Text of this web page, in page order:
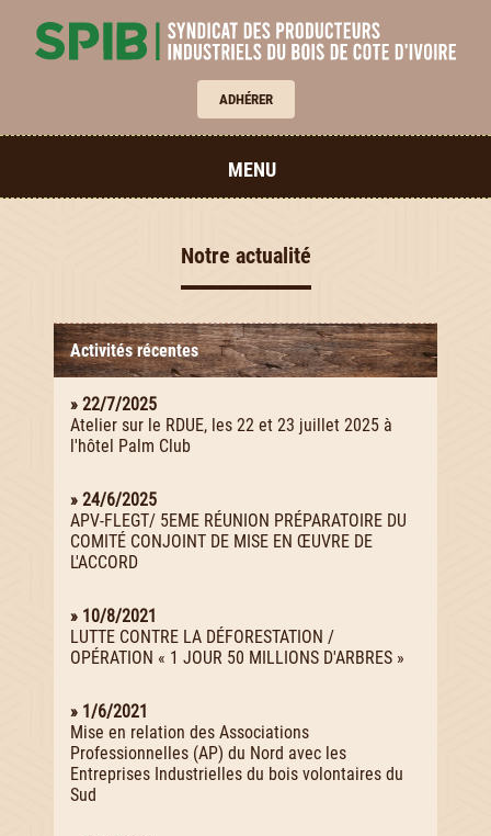
ADHÉRER
MENU
Notre actualité
Activités récentes
» 22/7/2025
Atelier sur le RDUE, les 22 et 23 juillet 2025 à
l'hôtel Palm Club
» 24/6/2025
APV-FLEGT/ 5EME RÉUNION PRÉPARATOIRE DU
COMITÉ CONJOINT DE MISE EN ŒUVRE DE
L'ACCORD
» 10/8/2021
LUTTE CONTRE LA DÉFORESTATION /
OPÉRATION « 1 JOUR 50 MILLIONS D'ARBRES »
» 1/6/2021
Mise en relation des Associations
Professionnelles (AP) du Nord avec les
Entreprises Industrielles du bois volontaires du
Sud